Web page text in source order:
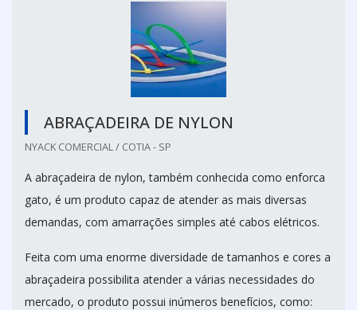
ABRAÇADEIRA DE NYLON
NYACK COMERCIAL / COTIA - SP
A abraçadeira de nylon, também conhecida como enforca
gato, é um produto capaz de atender as mais diversas
demandas, com amarrações simples até cabos elétricos.
Feita com uma enorme diversidade de tamanhos e cores a
abraçadeira possibilita atender a várias necessidades do
mercado, o produto possui inúmeros benefícios, como: